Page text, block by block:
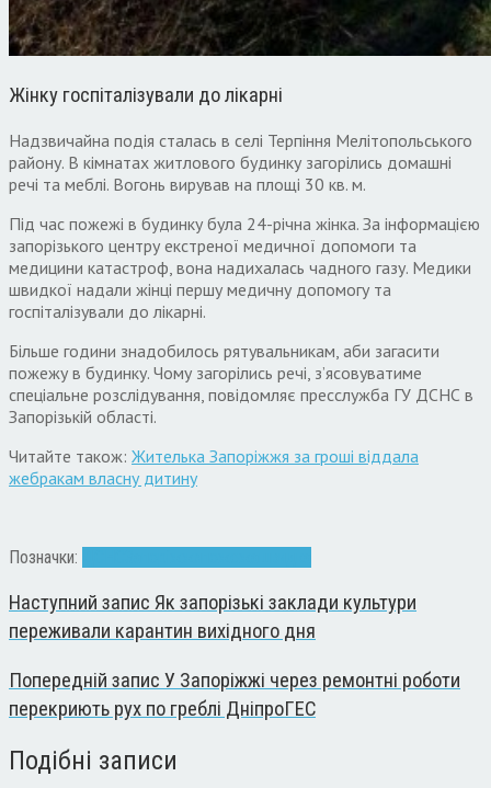
Жінку госпіталізували до лікарні
Надзвичайна подія сталась в селі Терпіння Мелітопольського
району. В кімнатах житлового будинку загорілись домашні
речі та меблі. Вогонь вирував на площі 30 кв. м.
Під час пожежі в будинку була 24-річна жінка. За інформацією
запорізького центру екстреної медичної допомоги та
медицини катастроф, вона надихалась чадного газу. Медики
швидкої надали жінці першу медичну допомогу та
госпіталізували до лікарні.
Більше години знадобилось рятувальникам, аби загасити
пожежу в будинку. Чому загорілись речі, з’ясовуватиме
спеціальне розслідування, повідомляє пресслужба ГУ ДСНС в
Запорізькій області.
Читайте також: Жителька Запоріжжя за гроші віддала
жебракам власну дитину
Позначки:
Наступний запис Як запорізькі заклади культури
переживали карантин вихідного дня
Попередній запис У Запоріжжі через ремонтні роботи
перекриють рух по греблі ДніпроГЕС
Подібні записи